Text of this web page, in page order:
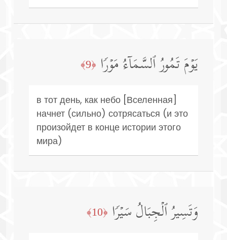
یَوۡمَ تَمُورُ ٱلسَّمَاۤءُ مَوۡرࣰا ﴿9﴾
в тот день, как небо [Вселенная]
начнет (сильно) сотрясаться (и это
произойдет в конце истории этого
мира)
وَتَسِیرُ ٱلۡجِبَالُ سَیۡرࣰا ﴿10﴾